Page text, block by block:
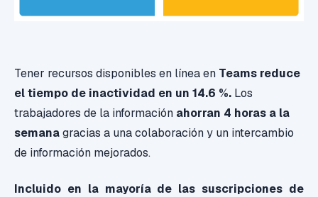
Tener recursos disponibles en línea en Teams reduce
el tiempo de inactividad en un 14.6 %. Los
trabajadores de la información ahorran 4 horas a la
semanagracias a una colaboración y un intercambio
de información mejorados.
Incluido en la mayoría de las suscripciones de